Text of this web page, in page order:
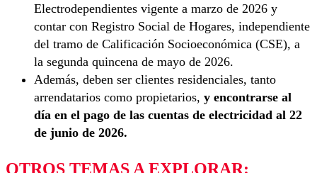
Electrodependientes vigente a marzo de 2026 y
contar con Registro Social de Hogares, independiente
del tramo de Calificación Socioeconómica (CSE), a
la segunda quincena de mayo de 2026.
Además, deben ser clientes residenciales, tanto
arrendatarios como propietarios, y encontrarse al
día en el pago de las cuentas de electricidad al 22
de junio de 2026.
OTROS TEMAS A EXPLORAR: